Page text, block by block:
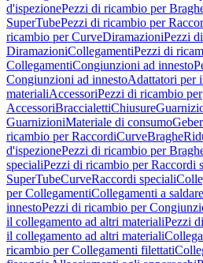
d'ispezionePezzi di ricambio per
SuperTubePezzi di ricambio per
ricambio per CurveDiramazioniPezzi
DiramazioniCollegamentiPezzi di
CollegamentiCongiunzioni ad innesto
Congiunzioni ad innestoAdattatori per
materialiAccessoriPezzi di ricambio per
AccessoriBraccialettiChiusure
GuarnizioniMateriale di consumo
ricambio per RaccordiCurveBraghe
d'ispezionePezzi di ricambio per
specialiPezzi di ricambio per Raccordi
SuperTubeCurveRaccordi speciali
per CollegamentiCollegamenti a saldare
innestoPezzi di ricambio per
il collegamento ad altri materialiPezzi
il collegamento ad altri materiali
ricambio per Collegamenti filettati